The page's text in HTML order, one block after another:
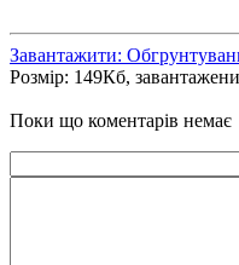
Завантажити:
Розмір: 149Кб,
Поки що коментарів немає